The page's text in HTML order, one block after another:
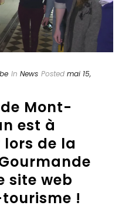
In News Posted mai 15,
Mont-
est à
lors de la
site web
!